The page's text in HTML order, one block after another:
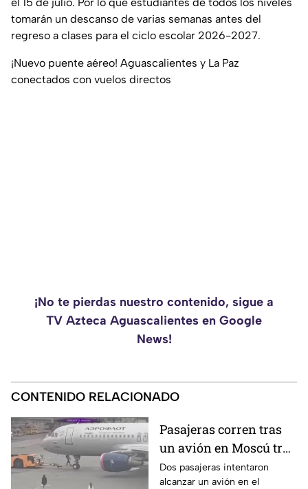
tomarán un descanso de varias semanas antes del
regreso a clases para el ciclo escolar 2026-2027.
¡Nuevo puente aéreo! Aguascalientes y La Paz
conectados con vuelos directos
¡No te pierdas nuestro contenido, sigue a
TV Azteca Aguascalientes en Google
News!
CONTENIDO RELACIONADO
Pasajeras corren tras
un avión en Moscú tras
llegar tarde a su vuelo
Dos pasajeras intentaron
alcanzar un avión en el